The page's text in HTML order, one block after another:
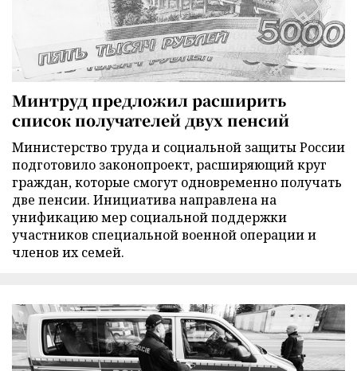
Минтруд предложил расширить
список получателей двух пенсий
Министерство труда и социальной защиты России
подготовило законопроект, расширяющий круг
граждан, которые смогут одновременно получать
две пенсии. Инициатива направлена на
унификацию мер социальной поддержки
участников специальной военной операции и
членов их семей.